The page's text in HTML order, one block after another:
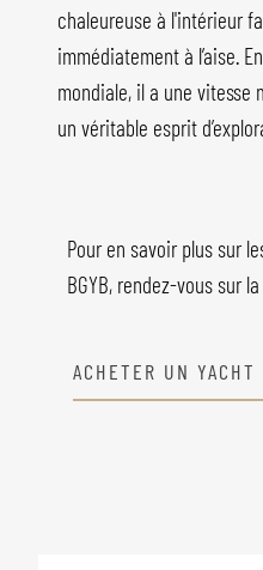
chaleureuse à l'intérieur
immédiatement à l’aise.
mondiale, il a une vitesse
un véritable esprit
Pour en savoir plus sur
BGYB, rendez-vous sur
ACHETER UN YACHT